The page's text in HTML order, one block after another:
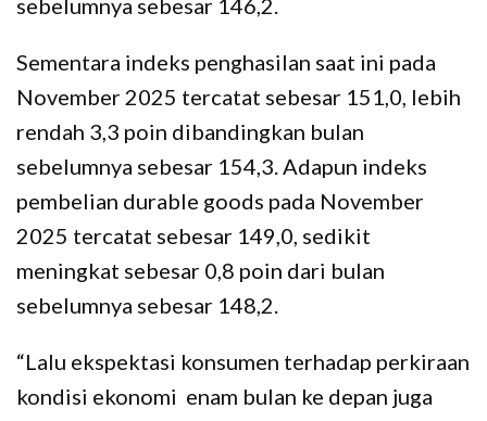
Sementara indeks penghasilan saat ini pada
November 2025 tercatat sebesar 151,0, lebih
rendah 3,3 poin dibandingkan bulan
sebelumnya sebesar 154,3. Adapun indeks
pembelian durable goods pada November
2025 tercatat sebesar 149,0, sedikit
meningkat sebesar 0,8 poin dari bulan
sebelumnya sebesar 148,2.
“Lalu ekspektasi konsumen terhadap perkiraan
kondisi ekonomi enam bulan ke depan juga